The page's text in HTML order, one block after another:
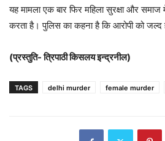
यह मामला एक बार फिर महिला सुरक्षा और
करता है। पुलिस का कहना है कि आरोपी को जल्द
(प्रस्तुति- त्रिपाठी किसलय इन्द्रनील)
TAGS delhi murder female murder